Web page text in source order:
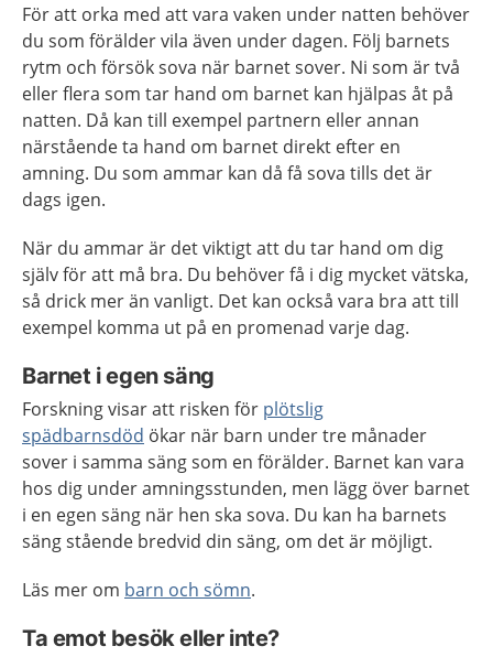
För att orka med att vara vaken under natten behöver
du som förälder vila även under dagen. Följ barnets
rytm och försök sova när barnet sover. Ni som är två
eller flera som tar hand om barnet kan hjälpas åt på
natten. Då kan till exempel partnern eller annan
närstående ta hand om barnet direkt efter en
amning. Du som ammar kan då få sova tills det är
dags igen.
När du ammar är det viktigt att du tar hand om dig
själv för att må bra. Du behöver få i dig mycket vätska,
så drick mer än vanligt. Det kan också vara bra att till
exempel komma ut på en promenad varje dag.
Barnet i egen säng
Forskning visar att risken för plötslig
spädbarnsdöd ökar när barn under tre månader
sover i samma säng som en förälder. Barnet kan vara
hos dig under amningsstunden, men lägg över barnet
i en egen säng när hen ska sova. Du kan ha barnets
säng stående bredvid din säng, om det är möjligt.
Läs mer om barn och sömn.
Ta emot besök eller inte?